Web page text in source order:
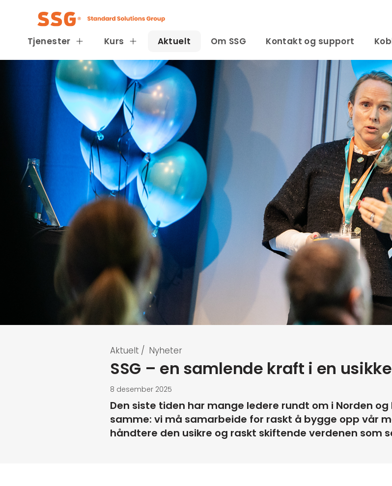
Tjenester Kurs Aktuelt Om SSG Kontakt og support
Aktuelt / Nyheter
SSG – en samlende kraft i en
8 desember 2025
Den siste tiden har mange ledere rundt om i Norden
samme: vi må samarbeide for raskt å bygge opp vår
håndtere den usikre og raskt skiftende verdenen som